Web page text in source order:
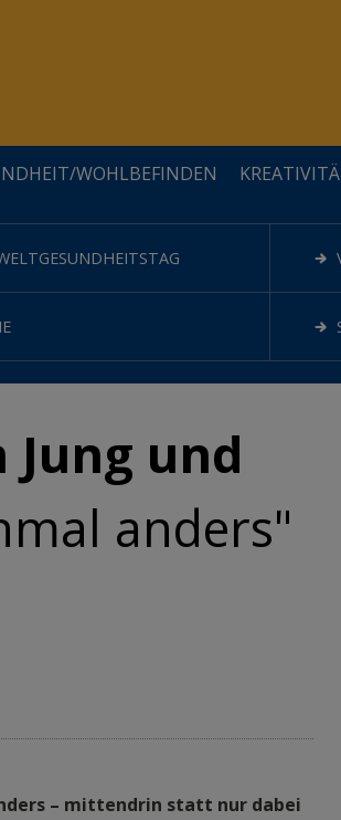
WOHLBEFINDEN
RECHT
und
anders"
– mittendrin statt nur dabei